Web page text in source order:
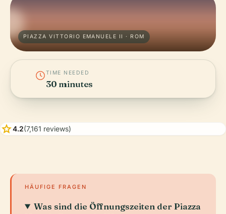
PIAZZA VITTORIO EMANUELE II · ROM
TIME NEEDED
30 minutes
star4.2(7,161 reviews)
HÄUFIGE FRAGEN
Was sind die Öffnungszeiten der Piazza